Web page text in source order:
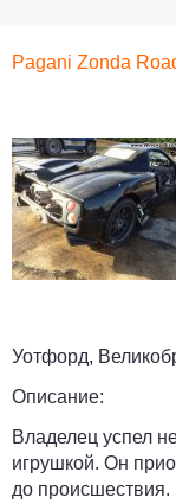
Pagani Zonda
Уотфорд,
Описание:
Владелец успел
игрушкой. Он
до